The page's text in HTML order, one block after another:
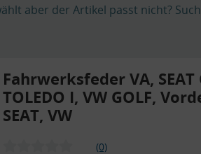
aber der Artikel passt nicht?
Fahrwerksfeder VA, SEAT
TOLEDO I, VW GOLF,
SEAT, VW
(0)